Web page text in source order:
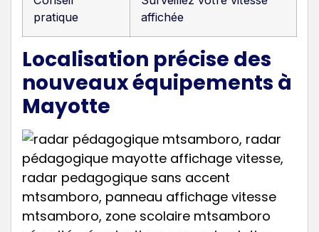
pratique
affichée
Localisation précise des
nouveaux équipements à
Mayotte